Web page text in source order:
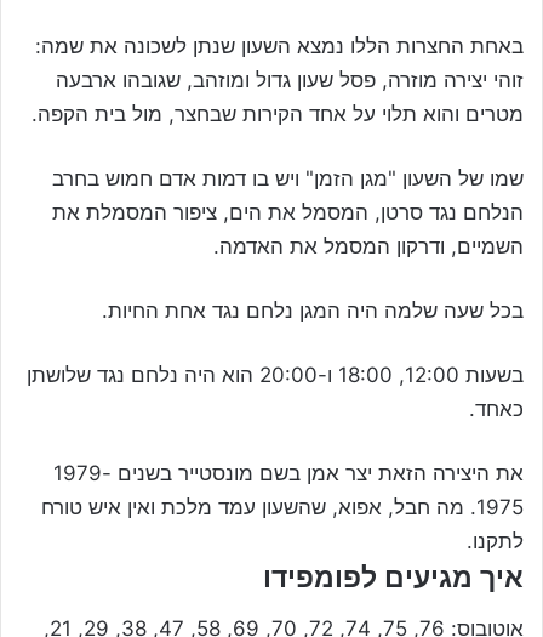
באחת החצרות הללו נמצא השעון שנתן לשכונה את שמה:
זוהי יצירה מוזרה, פסל שעון גדול ומוזהב, שגובהו ארבעה
מטרים והוא תלוי על אחד הקירות שבחצר, מול בית הקפה.
שמו של השעון "מגן הזמן" ויש בו דמות אדם חמוש בחרב
הנלחם נגד סרטן, המסמל את הים, ציפור המסמלת את
השמיים, ודרקון המסמל את האדמה.
בכל שעה שלמה היה המגן נלחם נגד אחת החיות.
בשעות 12:00, 18:00 ו-20:00 הוא היה נלחם נגד שלושתן
כאחד.
את היצירה הזאת יצר אמן בשם מונסטייר בשנים 1979-
1975. מה חבל, אפוא, שהשעון עמד מלכת ואין איש טורח
לתקנו.
איך מגיעים לפומפידו
אוטובוס: 76, 75, 74, 72, 70, 69, 58, 47, 38, 29, 21,